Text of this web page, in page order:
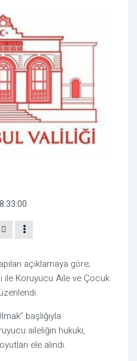
açıklamaya göre;
Koruyucu Aile ve Çocuk
başlığıyla
aileliğin hukuki,
ele alındı.